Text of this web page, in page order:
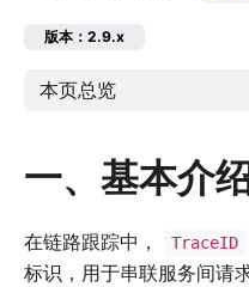
版本：2.9.x
本页总览
一、基本介
在链路跟踪中， TraceID
标识，用于串联服务间请